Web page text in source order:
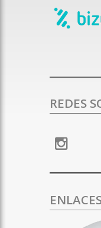
REDES